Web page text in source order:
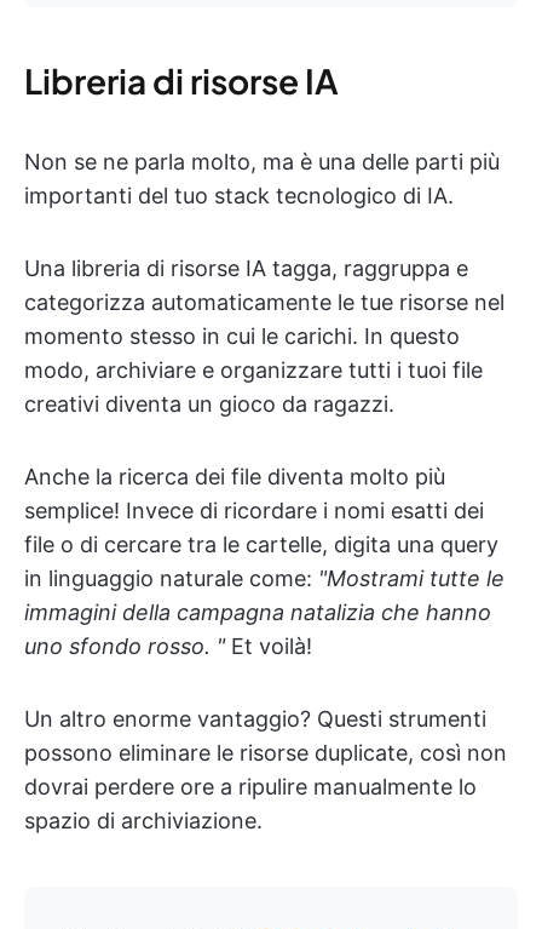
Libreria di risorse IA
Non se ne parla molto, ma è una delle parti più
importanti del tuo stack tecnologico di IA.
Una libreria di risorse IA tagga, raggruppa e
categorizza automaticamente le tue risorse nel
momento stesso in cui le carichi. In questo
modo, archiviare e organizzare tutti i tuoi file
creativi diventa un gioco da ragazzi.
Anche la ricerca dei file diventa molto più
semplice! Invece di ricordare i nomi esatti dei
file o di cercare tra le cartelle, digita una query
in linguaggio naturale come: "Mostrami tutte le
immagini della campagna natalizia che hanno
uno sfondo rosso. " Et voilà!
Un altro enorme vantaggio? Questi strumenti
possono eliminare le risorse duplicate, così non
dovrai perdere ore a ripulire manualmente lo
spazio di archiviazione.